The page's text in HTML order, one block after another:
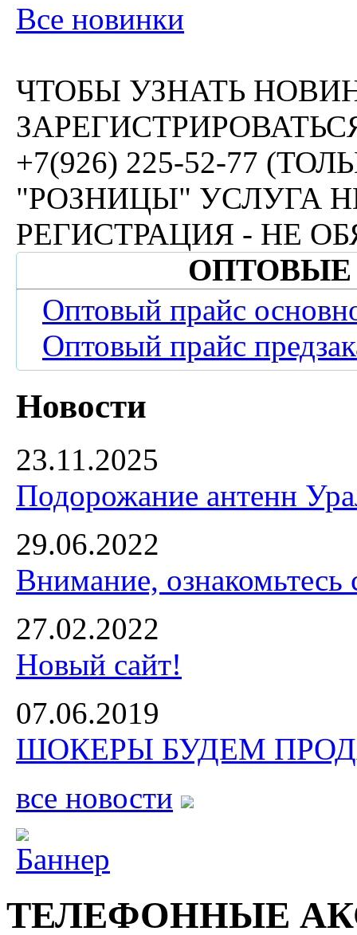
Все новинки
ЧТОБЫ УЗНАТЬ
+7(926) 225-52-77
"РОЗНИЦЫ" УСЛУГА
РЕГИСТРАЦИЯ - НЕ
Оптовый прайс
Оптовый прайс
Новости
23.11.2025
Подорожание антенн
29.06.2022
Внимание,
27.02.2022
Новый сайт!
07.06.2019
ШОКЕРЫ БУДЕМ
все новости
ТЕЛЕФОННЫЕ